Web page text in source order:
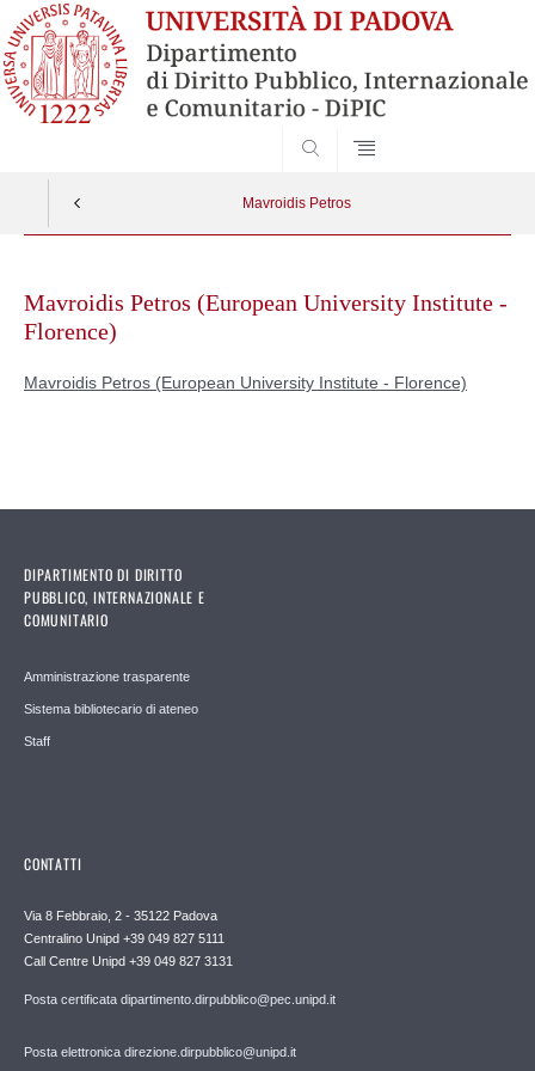
Mavroidis Petros
contentMavroidis Petros (European University Institute -
Florence)
Mavroidis Petros (European University Institute - Florence)
DIPARTIMENTO DI DIRITTO
PUBBLICO, INTERNAZIONALE E
COMUNITARIO
Amministrazione trasparente
Sistema bibliotecario di ateneo
Staff
CONTATTI
Via 8 Febbraio, 2 - 35122 Padova
Centralino Unipd +39 049 827 5111
Call Centre Unipd +39 049 827 3131
Posta certificata dipartimento.dirpubblico@pec.unipd.it
Posta elettronica direzione.dirpubblico@unipd.it